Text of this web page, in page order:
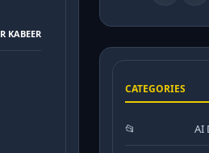
KABEER
CATEGORIES
AI